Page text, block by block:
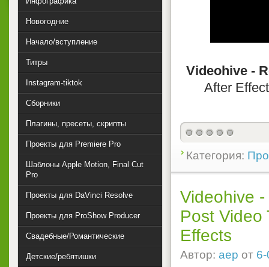
Videohive -
After
Категория:
Videohive
Post Video
Effects
Автор: aep от
Новогодние
Начало/вступление
Титры
Instagram-tiktok
Сборники
Плагины, пресеты, скрипты
Проекты для Premiere Pro
Шаблоны Apple Motion, Final Cut
Pro
Проекты для DaVinci Resolve
Проекты для ProShow Producer
Свадебные/Романтические
Детские/ребятишки